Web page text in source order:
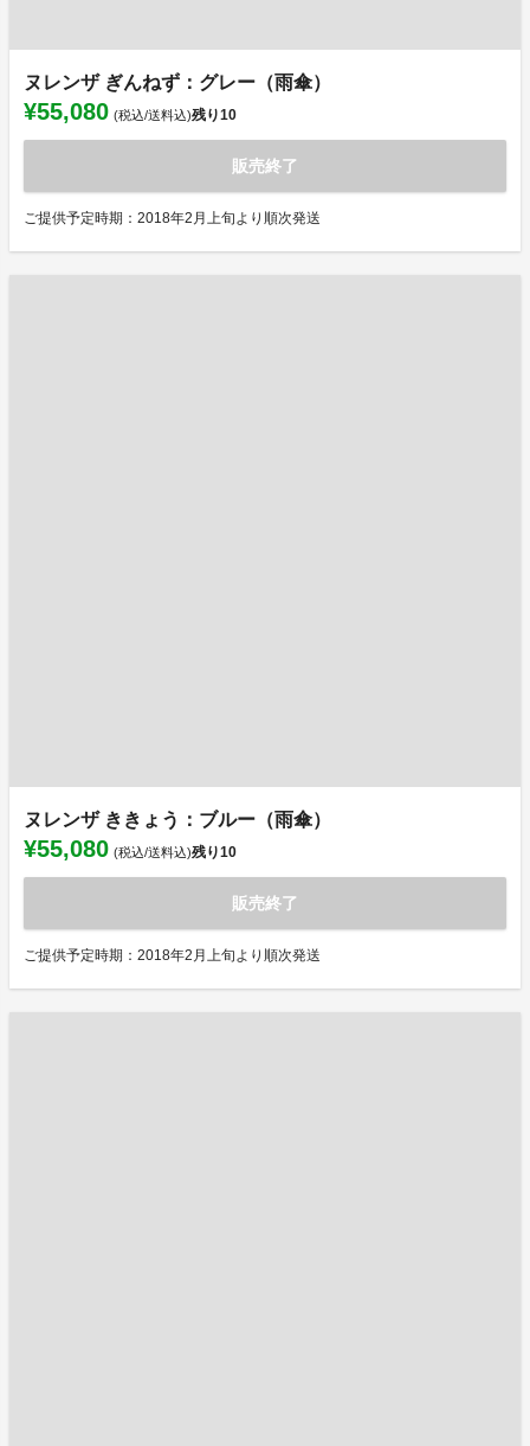
ヌレンザ ぎんねず：グレー（雨傘）
¥55,080 (税込/送料込)残り10
販売終了
ご提供予定時期：2018年2月上旬より順次発送
ヌレンザ ききょう：ブルー（雨傘）
¥55,080 (税込/送料込)残り10
販売終了
ご提供予定時期：2018年2月上旬より順次発送